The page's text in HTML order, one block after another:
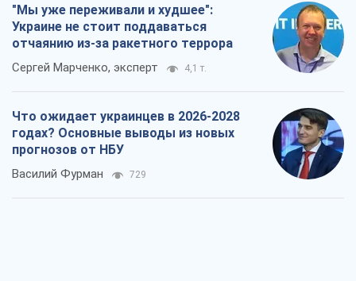
"Мы уже переживали и худшее":
Украине не стоит поддаваться
отчаянию из-за ракетного террора
Сергей Марченко, эксперт 4,1 т.
Что ожидает украинцев в 2026-2028
годах? Основные выводы из новых
прогнозов от НБУ
Василий Фурман 729